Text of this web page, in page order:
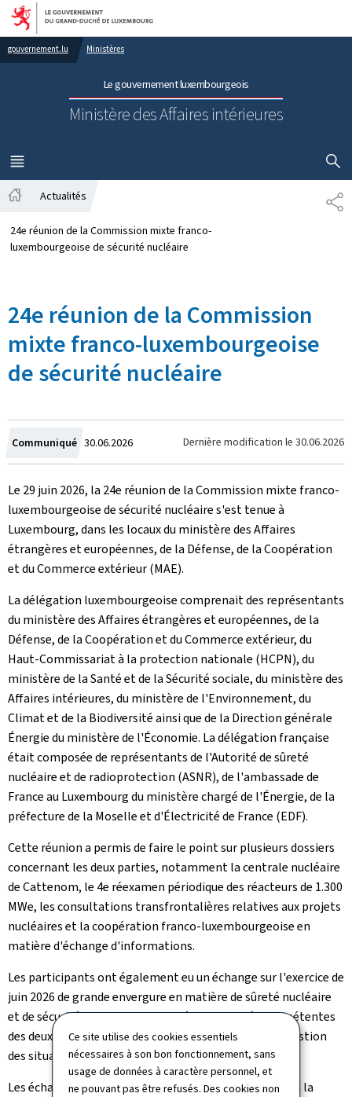
Ce site utilise des cookies essentiels
nécessaires à son bon fonctionnement, sans
usage de données à caractère personnel, et
ne pouvant pas être refusés. Des cookies non
Aller au menu principal
Aller au contenu
gouvernement.lu Ministères
Le gouvernement luxembourgeois
Ministère des Affaires intérieures
MENU
PRINCIPAL
Actualités
24e réunion de la Commission mixte franco-
luxembourgeoise de sécurité nucléaire
24e réunion de la Commission
mixte franco-luxembourgeoise
de sécurité nucléaire
Communiqué Crée
le
30.06.2026 Dernière modification le 30.06.2026
Le 29 juin 2026, la 24e réunion de la Commission mixte franco-
luxembourgeoise de sécurité nucléaire s'est tenue à
Luxembourg, dans les locaux du ministère des Affaires
étrangères et européennes, de la Défense, de la Coopération
et du Commerce extérieur (MAE).
La délégation luxembourgeoise comprenait des représentants
du ministère des Affaires étrangères et européennes, de la
Défense, de la Coopération et du Commerce extérieur, du
Haut-Commissariat à la protection nationale (HCPN), du
ministère de la Santé et de la Sécurité sociale, du ministère des
Affaires intérieures, du ministère de l'Environnement, du
Climat et de la Biodiversité ainsi que de la Direction générale
Énergie du ministère de l'Économie. La délégation française
était composée de représentants de l'Autorité de sûreté
nucléaire et de radioprotection (ASNR), de l'ambassade de
France au Luxembourg du ministère chargé de l'Énergie, de la
préfecture de la Moselle et d'Électricité de France (EDF).
Cette réunion a permis de faire le point sur plusieurs dossiers
concernant les deux parties, notamment la centrale nucléaire
de Cattenom, le 4e réexamen périodique des réacteurs de 1.300
MWe, les consultations transfrontalières relatives aux projets
nucléaires et la coopération franco-luxembourgeoise en
matière d'échange d'informations.
Les participants ont également eu un échange sur l'exercice de
juin 2026 de grande envergure en matière de sûreté nucléaire
et de sécurité civile, qui a mobilisé les autorités compétentes
des deux pays afin de renforcer la coordination et la gestion
des situations d'urgence.
Les échanges ont par ailleurs porté sur des sujets liés à la